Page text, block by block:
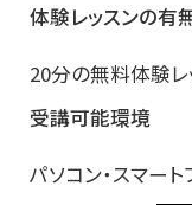
体験レッスンの有
20分の無料体験レ
受講可能環境
パソコン・スマート